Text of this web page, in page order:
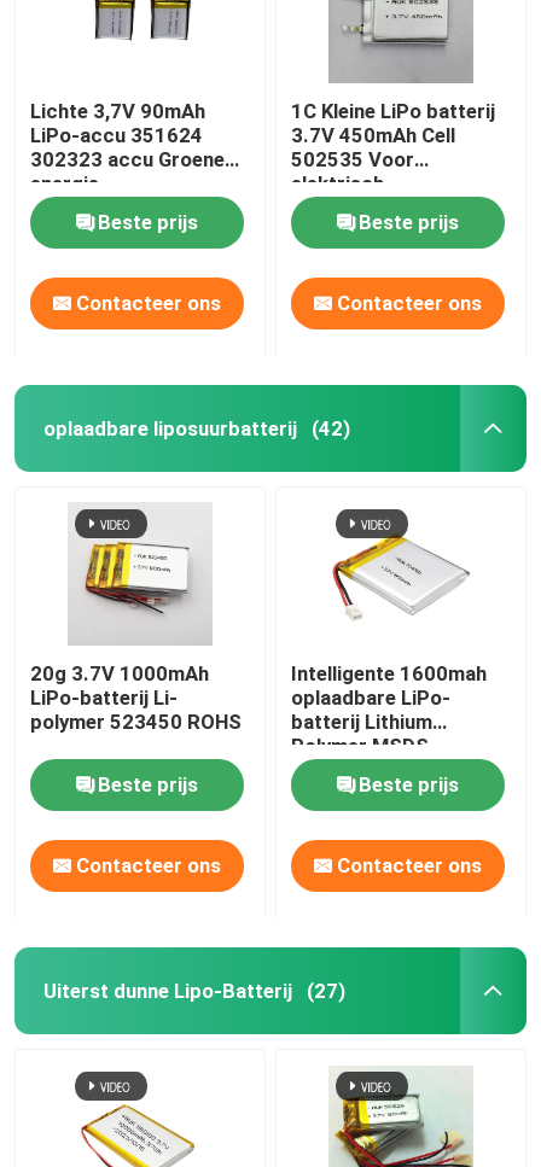
Lichte 3,7V 90mAh
LiPo-accu 351624
302323 accu Groene
energie
Beste prijs
Contacteer ons
1C Kleine LiPo batterij
3.7V 450mAh Cell
502535 Voor
elektrisch
gereedschap
Beste prijs
Contacteer ons
oplaadbare liposuurbatterij (42)
20g 3.7V 1000mAh
LiPo-batterij Li-
polymer 523450 ROHS
Beste prijs
Contacteer ons
Intelligente 1600mah
oplaadbare LiPo-
batterij Lithium
Polymer MSDS
Beste prijs
Contacteer ons
Uiterst dunne Lipo-Batterij (27)